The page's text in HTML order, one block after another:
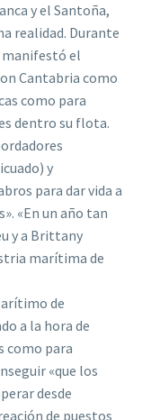
y el Santoña,
realidad. Durante
manifestó el
Cantabria como
como para
dentro su flota.
y
para dar vida a
«En un año tan
y a Brittany
marítima de
de
a la hora de
como para
«que los
desde
de puestos